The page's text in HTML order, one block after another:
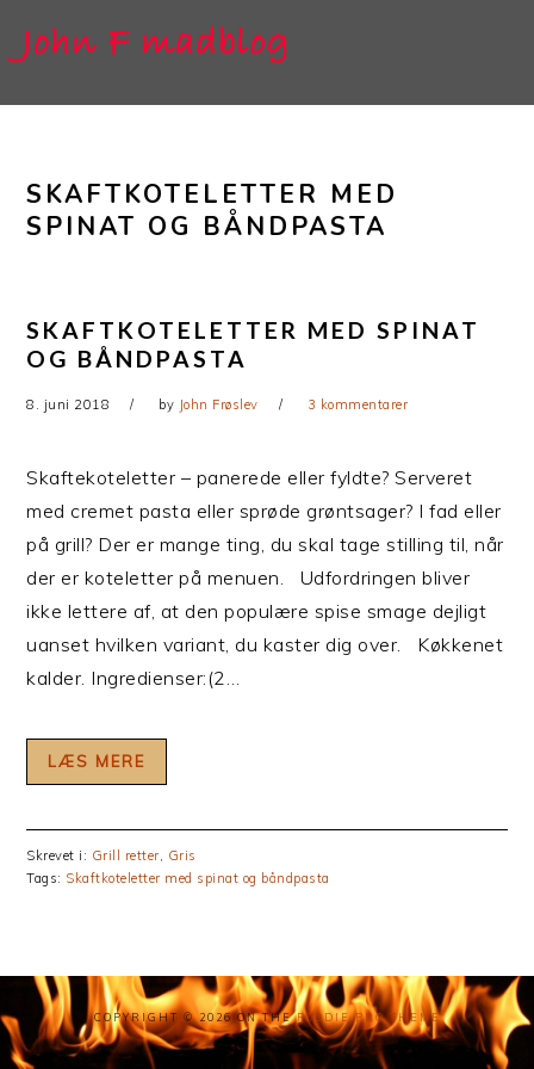
direkte
SKAFTKOTELETTER MED
SPINAT OG BÅNDPASTA
SKAFTKOTELETTER MED SPINAT
OG BÅNDPASTA
8. juni 2018 by John Frøslev 3 kommentarer
Skaftekoteletter – panerede eller fyldte? Serveret
med cremet pasta eller sprøde grøntsager? I fad eller
på grill? Der er mange ting, du skal tage stilling til, når
der er koteletter på menuen. Udfordringen bliver
ikke lettere af, at den populære spise smage dejligt
uanset hvilken variant, du kaster dig over. Køkkenet
kalder. Ingredienser:(2…
LÆS MERE
Skrevet i: Grill retter, Gris
Tags: Skaftkoteletter med spinat og båndpasta
COPYRIGHT © 2026 ON THEFOODIE PRO THEME